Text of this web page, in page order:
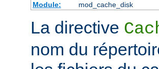
Module:
mod_cache_disk
La directive
nom du